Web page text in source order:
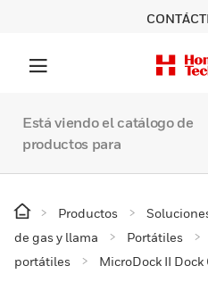
Está viendo el catálogo de
productos para
Productos
de gas y llama
Portátiles
portátiles
MicroDock II